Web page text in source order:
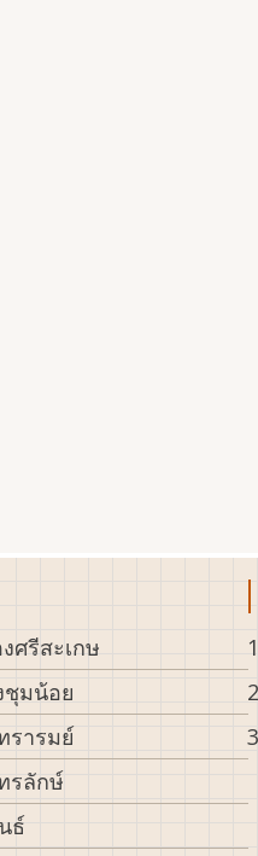
ศรีสะเกษ
ชุมน้อย
รารมย์
รลักษ์
ธ์